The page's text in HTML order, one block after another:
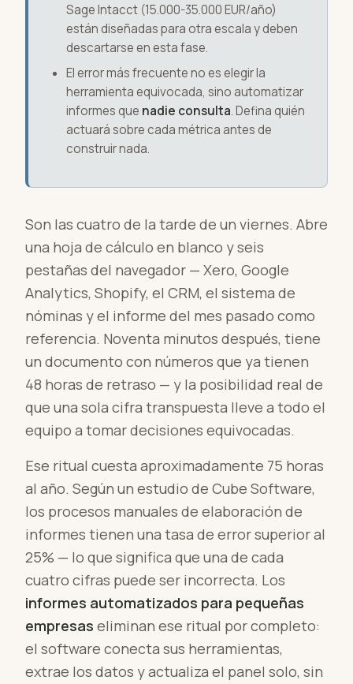
Sage Intacct (15.000-35.000 EUR/año)
están diseñadas para otra escala y deben
descartarse en esta fase.
El error más frecuente no es elegir la
herramienta equivocada, sino automatizar
informes que nadie consulta. Defina quién
actuará sobre cada métrica antes de
construir nada.
Son las cuatro de la tarde de un viernes. Abre
una hoja de cálculo en blanco y seis
pestañas del navegador — Xero, Google
Analytics, Shopify, el CRM, el sistema de
nóminas y el informe del mes pasado como
referencia. Noventa minutos después, tiene
un documento con números que ya tienen
48 horas de retraso — y la posibilidad real de
que una sola cifra transpuesta lleve a todo el
equipo a tomar decisiones equivocadas.
Ese ritual cuesta aproximadamente 75 horas
al año. Según un estudio de Cube Software,
los procesos manuales de elaboración de
informes tienen una tasa de error superior al
25% — lo que significa que una de cada
cuatro cifras puede ser incorrecta. Los
informes automatizados para pequeñas
empresas eliminan ese ritual por completo:
el software conecta sus herramientas,
extrae los datos y actualiza el panel solo, sin